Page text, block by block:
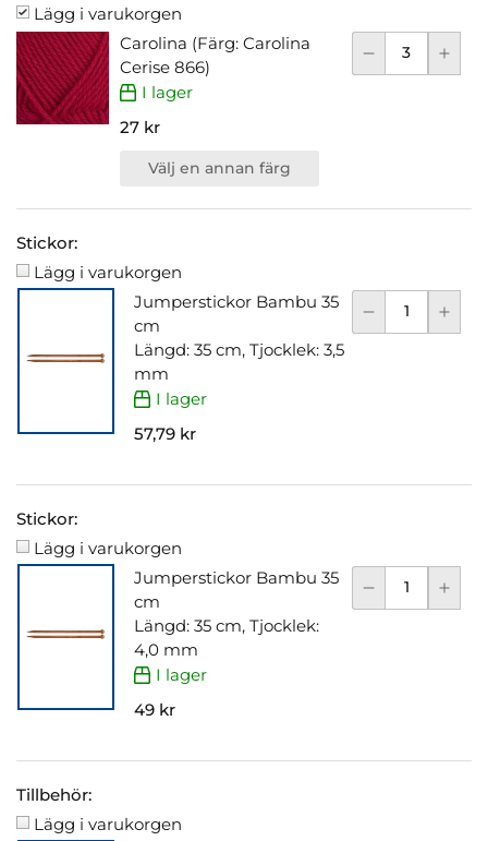
Lägg i varukorgen
Carolina (Färg: Carolina
Cerise 866)
I lager
27 kr
Välj en annan färg
Stickor:
Lägg i varukorgen
Jumperstickor Bambu 35
cm
Längd: 35 cm, Tjocklek: 3,5
mm
I lager
57,79 kr
Stickor:
Lägg i varukorgen
Jumperstickor Bambu 35
cm
Längd: 35 cm, Tjocklek:
4,0 mm
I lager
49 kr
Tillbehör:
Lägg i varukorgen